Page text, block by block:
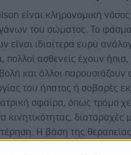
είναι κληρονομική
του σώματος. Το
είναι ιδιαίτερα ευρύ
πολλοί ασθενείς έχουν
και άλλοι
του ήπατος ή σοβαρές
σφαίρα, όπως τρόμο
κινητικότητας, διαταραχές
Η βάση της